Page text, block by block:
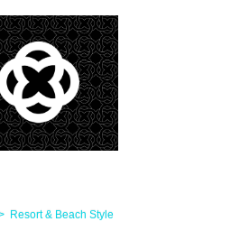
Resort & Beach Style